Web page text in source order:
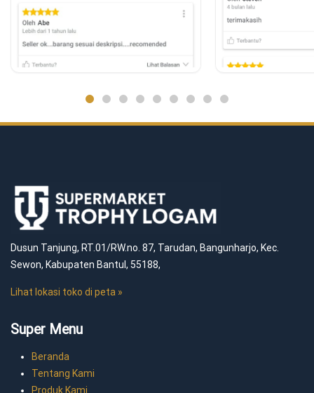
Dusun Tanjung, RT.01/RW.no. 87, Tarudan, Bangunharjo, Kec.
Sewon, Kabupaten Bantul, 55188,
Lihat lokasi toko di peta »
Super Menu
Beranda
Tentang Kami
Produk Kami